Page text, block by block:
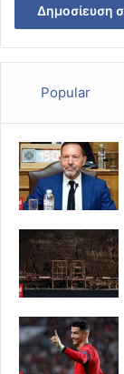
Popular